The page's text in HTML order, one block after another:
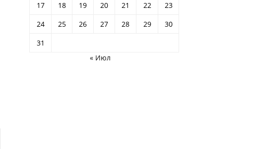
17
18 19 20 21 22
23
24
25 26 27 28 29
30
31
« Июл